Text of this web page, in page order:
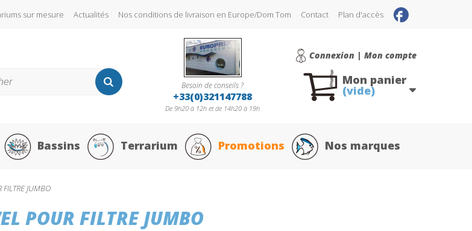
sur mesure Actualités Nos conditions de livraison en Europe/Dom Tom Contact Plan d'accès
Connexion | Mon compte
Besoin de conseils ?
+33(0)321147788
De 9h20 à 12h et de 14h20 à 19h
Mon panier
(vide)
Bassins Terrarium Promotions Nos marques
FILTRE JUMBO
POUR FILTRE JUMBO